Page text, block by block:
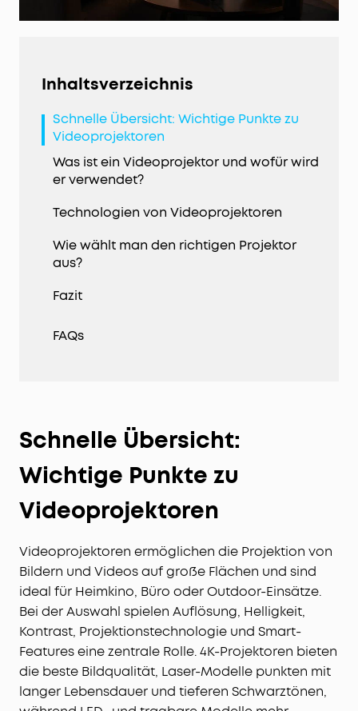
Inhaltsverzeichnis
Schnelle Übersicht: Wichtige Punkte zu
Videoprojektoren
Was ist ein Videoprojektor und wofür wird
er verwendet?
Technologien von Videoprojektoren
Wie wählt man den richtigen Projektor
aus?
Fazit
FAQs
Schnelle Übersicht:
Wichtige Punkte zu
Videoprojektoren
Videoprojektoren ermöglichen die Projektion von
Bildern und Videos auf große Flächen und sind
ideal für Heimkino, Büro oder Outdoor-Einsätze.
Bei der Auswahl spielen Auflösung, Helligkeit,
Kontrast, Projektionstechnologie und Smart-
Features eine zentrale Rolle. 4K-Projektoren bieten
die beste Bildqualität, Laser-Modelle punkten mit
langer Lebensdauer und tieferen Schwarztönen,